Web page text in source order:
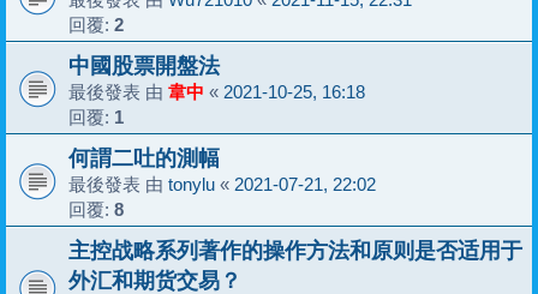
回覆: 2
中國股票開盤法
最後發表 由 韋中 « 2021-10-25, 16:18
回覆: 1
何謂二吐的測幅
最後發表 由 tonylu « 2021-07-21, 22:02
回覆: 8
主控战略系列著作的操作方法和原则是否适用于
外汇和期货交易？